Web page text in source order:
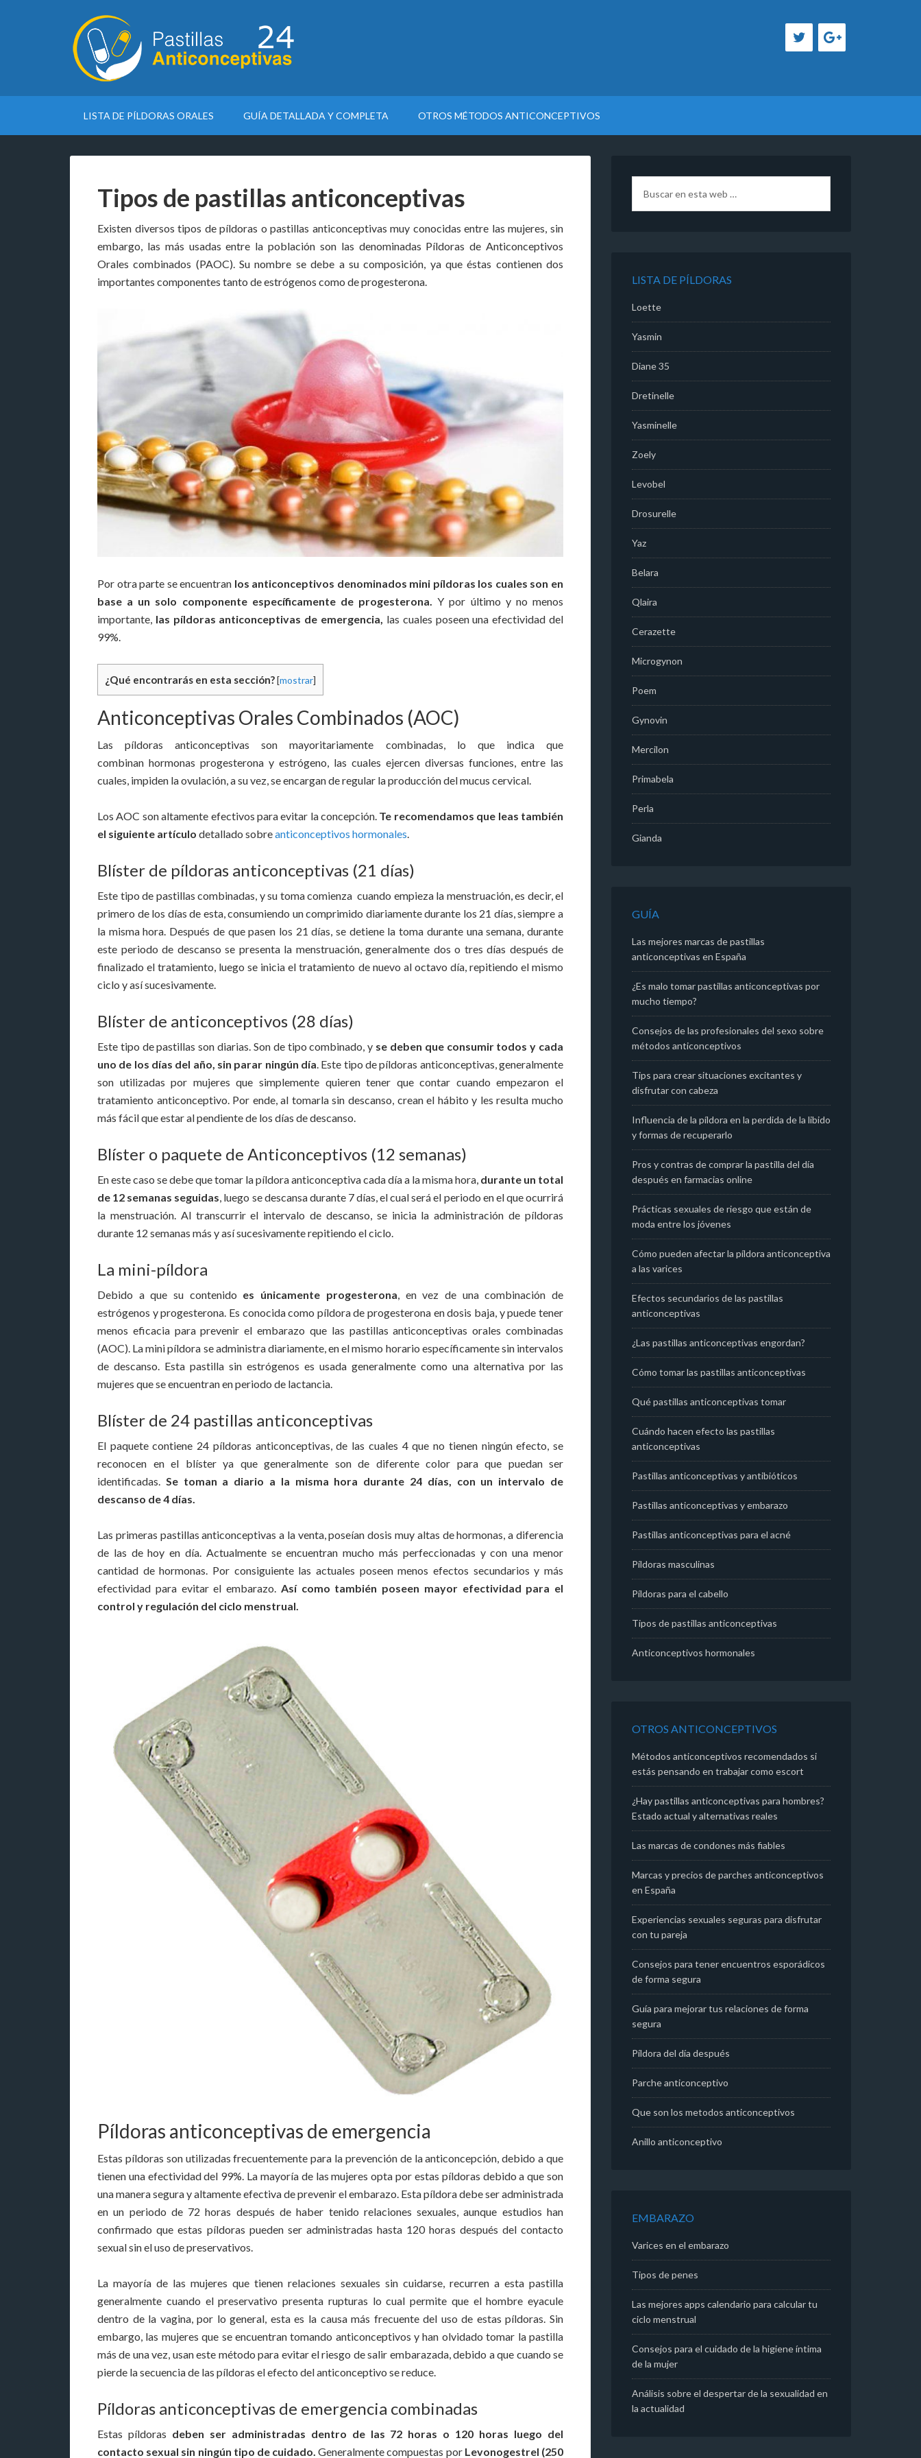
LISTA DE PÍLDORAS ORALES GUÍA DETALLADA Y COMPLETA OTROS MÉTODOS ANTICONCEPTIVOS
Tipos de pastillas anticonceptivas
Existen diversos tipos de píldoras o pastillas anticonceptivas muy conocidas entre las mujeres, sin
embargo, las más usadas entre la población son las denominadas Píldoras de Anticonceptivos
Orales combinados (PAOC). Su nombre se debe a su composición, ya que éstas contienen dos
importantes componentes tanto de estrógenos como de progesterona.
Por otra parte se encuentran los anticonceptivos denominados mini píldoras los cuales son en
base a un solo componente específicamente de progesterona. Y por último y no menos
importante, las píldoras anticonceptivas de emergencia, las cuales poseen una efectividad del
99%.
¿Qué encontrarás en esta sección?[mostrar]
Anticonceptivas Orales Combinados (AOC)
Las píldoras anticonceptivas son mayoritariamente combinadas, lo que indica que
combinan hormonas progesterona y estrógeno, las cuales ejercen diversas funciones, entre las
cuales, impiden la ovulación, a su vez, se encargan de regular la producción del mucus cervical.
Los AOC son altamente efectivos para evitar la concepción. Te recomendamos que leas también
el siguiente artículo detallado sobreanticonceptivos hormonales
Blíster de píldoras anticonceptivas (21 días)
Este tipo de pastillas combinadas, y su toma comienza cuando empieza la menstruación, es decir, el
primero de los días de esta, consumiendo un comprimido diariamente durante los 21 días, siempre a
la misma hora. Después de que pasen los 21 días, se detiene la toma durante una semana, durante
este periodo de descanso se presenta la menstruación, generalmente dos o tres días después de
finalizado el tratamiento, luego se inicia el tratamiento de nuevo al octavo día, repitiendo el mismo
ciclo y así sucesivamente.
Blíster de anticonceptivos (28 días)
Este tipo de pastillas son diarias. Son de tipo combinado, y se deben que consumir todos y cada
uno de los días del año, sin parar ningún día . Este tipo de píldoras anticonceptivas, generalmente
son utilizadas por mujeres que simplemente quieren tener que contar cuando empezaron el
tratamiento anticonceptivo. Por ende, al tomarla sin descanso, crean el hábito y les resulta mucho
más fácil que estar al pendiente de los días de descanso.
Blíster o paquete de Anticonceptivos (12 semanas)
En este caso se debe que tomar la píldora anticonceptiva cada día a la misma hora, durante un total
de 12 semanas seguidas , luego se descansa durante 7 días, el cual será el periodo en el que ocurrirá
la menstruación. Al transcurrir el intervalo de descanso, se inicia la administración de píldoras
durante 12 semanas más y así sucesivamente repitiendo el ciclo.
La mini-píldora
Debido a que su contenido es únicamente progesterona , en vez de una combinación de
estrógenos y progesterona. Es conocida como píldora de progesterona en dosis baja, y puede tener
menos eficacia para prevenir el embarazo que las pastillas anticonceptivas orales combinadas
(AOC). La mini píldora se administra diariamente, en el mismo horario específicamente sin intervalos
de descanso. Esta pastilla sin estrógenos es usada generalmente como una alternativa por las
mujeres que se encuentran en periodo de lactancia.
Blíster de 24 pastillas anticonceptivas
El paquete contiene 24 píldoras anticonceptivas, de las cuales 4 que no tienen ningún efecto, se
reconocen en el blíster ya que generalmente son de diferente color para que puedan ser
identificadas. Se toman a diario a la misma hora durante 24 días, con un intervalo de
descanso de 4 días.
Las primeras pastillas anticonceptivas a la venta, poseían dosis muy altas de hormonas, a diferencia
de las de hoy en día. Actualmente se encuentran mucho más perfeccionadas y con una menor
cantidad de hormonas. Por consiguiente las actuales poseen menos efectos secundarios y más
efectividad para evitar el embarazo. Así como también poseen mayor efectividad para el
control y regulación del ciclo menstrual.
Píldoras anticonceptivas de emergencia
Estas píldoras son utilizadas frecuentemente para la prevención de la anticoncepción, debido a que
tienen una efectividad del 99%. La mayoría de las mujeres opta por estas píldoras debido a que son
una manera segura y altamente efectiva de prevenir el embarazo. Esta píldora debe ser administrada
en un periodo de 72 horas después de haber tenido relaciones sexuales, aunque estudios han
confirmado que estas píldoras pueden ser administradas hasta 120 horas después del contacto
sexual sin el uso de preservativos.
La mayoría de las mujeres que tienen relaciones sexuales sin cuidarse, recurren a esta pastilla
generalmente cuando el preservativo presenta rupturas lo cual permite que el hombre eyacule
dentro de la vagina, por lo general, esta es la causa más frecuente del uso de estas píldoras. Sin
embargo, las mujeres que se encuentran tomando anticonceptivos y han olvidado tomar la pastilla
más de una vez, usan este método para evitar el riesgo de salir embarazada, debido a que cuando se
pierde la secuencia de las píldoras el efecto del anticonceptivo se reduce.
Píldoras anticonceptivas de emergencia combinadas
Estas píldoras deben ser administradas dentro de las 72 horas o 120 horas luego del
contacto sexual sin ningún tipo de cuidado. Generalmente compuestas por Levonogestrel (250
LISTA DE PÍLDORAS
Loette
Yasmin
Diane 35
Dretinelle
Yasminelle
Zoely
Levobel
Drosurelle
Yaz
Belara
Qlaira
Cerazette
Microgynon
Poem
Gynovin
Mercilon
Primabela
Perla
Gianda
GUÍA
Las mejores marcas de pastillas
anticonceptivas en España​
¿Es malo tomar pastillas anticonceptivas por
mucho tiempo?
Consejos de las profesionales del sexo sobre
métodos anticonceptivos
Tips para crear situaciones excitantes y
disfrutar con cabeza
Influencia de la píldora en la perdida de la libido
y formas de recuperarlo
Pros y contras de comprar la pastilla del día
después en farmacias online
Prácticas sexuales de riesgo que están de
moda entre los jóvenes
Cómo pueden afectar la píldora anticonceptiva
a las varices
Efectos secundarios de las pastillas
anticonceptivas
¿Las pastillas anticonceptivas engordan?
Cómo tomar las pastillas anticonceptivas
Qué pastillas anticonceptivas tomar
Cuándo hacen efecto las pastillas
anticonceptivas
Pastillas anticonceptivas y antibióticos
Pastillas anticonceptivas y embarazo
Pastillas anticonceptivas para el acné
Píldoras masculinas
Píldoras para el cabello
Tipos de pastillas anticonceptivas
Anticonceptivos hormonales
OTROS ANTICONCEPTIVOS
Métodos anticonceptivos recomendados si
estás pensando en trabajar como escort
¿Hay pastillas anticonceptivas para hombres?
Estado actual y alternativas reales
Las marcas de condones más fiables
Marcas y precios de parches anticonceptivos
en España
Experiencias sexuales seguras para disfrutar
con tu pareja
Consejos para tener encuentros esporádicos
de forma segura
Guía para mejorar tus relaciones de forma
segura
Píldora del día después
Parche anticonceptivo
Que son los metodos anticonceptivos
Anillo anticonceptivo
EMBARAZO
Varices en el embarazo
Tipos de penes
Las mejores apps calendario para calcular tu
ciclo menstrual
Consejos para el cuidado de la higiene íntima
de la mujer
Análisis sobre el despertar de la sexualidad en
la actualidad